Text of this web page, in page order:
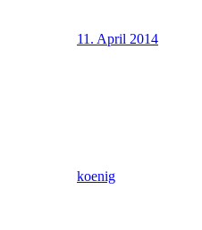
11. April 2014
koenig